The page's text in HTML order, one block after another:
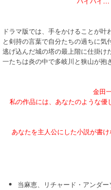
ドラマ版では、手をかけることが
と剣持の言葉で自分たちの過ちに気
逃げ込んだ城の塔の最上階に仕掛け
一たちは炎の中で多岐川と狭山が抱
金田
私の作品には、あなたのような
あなたを主人公にした小説が書
当麻恵、リチャード・アンダ